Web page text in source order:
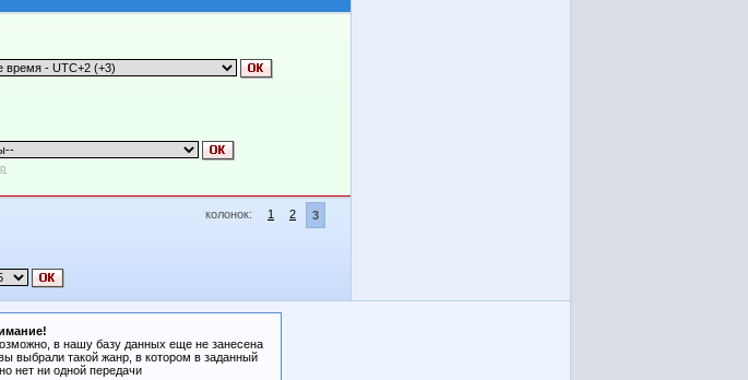
колонок: 1 2 3
в нашу базу данных еще не занесена
выбрали такой жанр, в котором в заданный
нет ни одной передачи